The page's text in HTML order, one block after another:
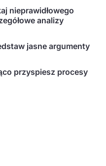
nieprawidłowego
analizy
jasne argumenty
przyspiesz procesy